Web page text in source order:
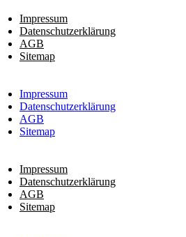
Impressum
Datenschutzerklärung
AGB
Sitemap
Impressum
Datenschutzerklärung
AGB
Sitemap
Impressum
Datenschutzerklärung
AGB
Sitemap